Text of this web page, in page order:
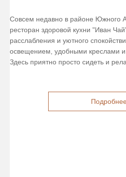
Совсем недавно в районе Южного
ресторан здоровой кухни "Иван
расслабления и уютного
освещением, удобными креслами и
Здесь приятно просто сидеть и